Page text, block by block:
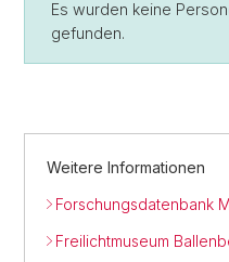
Es wurden keine
gefunden.
Weitere Informationen
Forschungsdatenbank
Freilichtmuseum